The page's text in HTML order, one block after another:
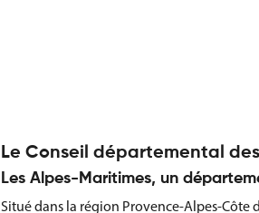
Le Conseil départemental
Les Alpes-Maritimes, un
Situé dans la région Provence-Alpes-Côte